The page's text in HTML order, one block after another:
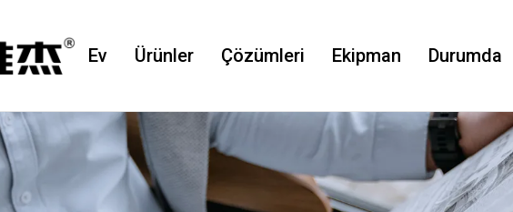
Ev Ürünler Çözümleri Ekipman Durumda